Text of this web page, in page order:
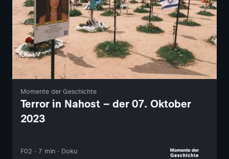
Momente der Geschichte
Terror in Nahost – der 07. Oktober
2023
F02 · 7 min · Doku